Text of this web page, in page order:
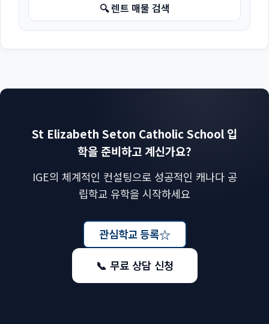
🔍 렌트 매물 검색
St Elizabeth Seton Catholic School 입
학을 준비하고 계신가요?
IGE의 체계적인 컨설팅으로 성공적인 캐나다 공
립학교 유학을 시작하세요
관심학교 등록☆
📞 무료 상담 신청